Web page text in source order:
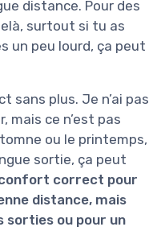
distance. Pour des
surtout si tu as
un peu lourd, ça peut
sans plus. Je n’ai pas
mais ce n’est pas
ou le printemps,
sortie, ça peut
correct pour
distance, mais
sorties ou pour un